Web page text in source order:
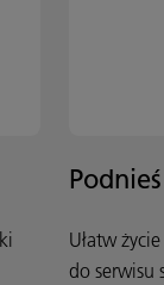
Ułatw
do serwisu